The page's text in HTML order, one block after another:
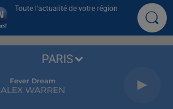
Toute l'actualité de votre région
Fever Dream
ALEX WARREN
PARIS